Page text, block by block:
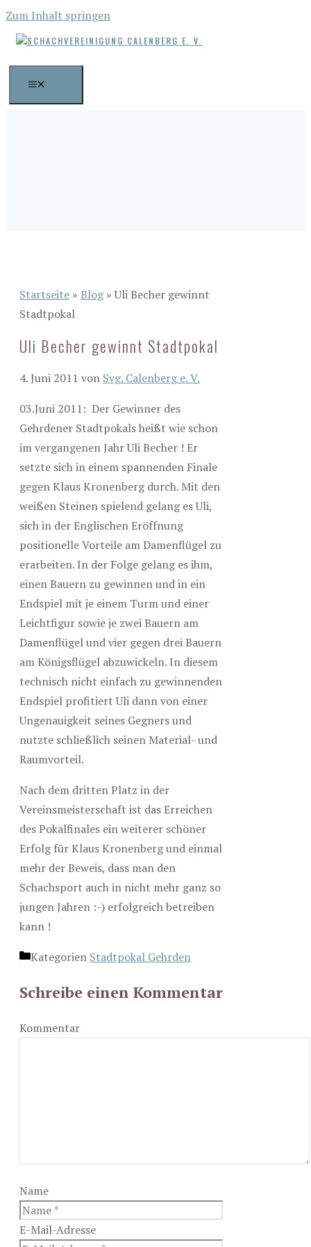
Zum Inhalt springen
Startseite » Blog»Uli Becher gewinnt
Stadtpokal
Uli Becher gewinnt Stadtpokal
4. Juni 2011 von Svg. Calenberg e. V.
03.Juni 2011: Der Gewinner des
Gehrdener Stadtpokals heißt wie schon
im vergangenen Jahr Uli Becher ! Er
setzte sich in einem spannenden Finale
gegen Klaus Kronenberg durch. Mit den
weißen Steinen spielend gelang es Uli,
sich in der Englischen Eröffnung
positionelle Vorteile am Damenflügel zu
erarbeiten. In der Folge gelang es ihm,
einen Bauern zu gewinnen und in ein
Endspiel mit je einem Turm und einer
Leichtfigur sowie je zwei Bauern am
Damenflügel und vier gegen drei Bauern
am Königsflügel abzuwickeln. In diesem
technisch nicht einfach zu gewinnenden
Endspiel profitiert Uli dann von einer
Ungenauigkeit seines Gegners und
nutzte schließlich seinen Material- und
Raumvorteil.
Nach dem dritten Platz in der
Vereinsmeisterschaft ist das Erreichen
des Pokalfinales ein weiterer schöner
Erfolg für Klaus Kronenberg und einmal
mehr der Beweis, dass man den
Schachsport auch in nicht mehr ganz so
jungen Jahren :-) erfolgreich betreiben
kann !
Kategorien Stadtpokal Gehrden
Schreibe einen Kommentar
Kommentar
Name
E-Mail-Adresse